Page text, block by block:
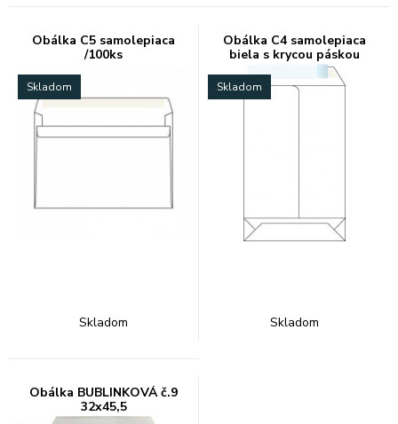
Obálka C5 samolepiaca
/100ks
Skladom
Skladom
Obálka C4 samolepiaca
biela s krycou páskou
Skladom
Skladom
Obálka BUBLINKOVÁ č.9
32x45,5